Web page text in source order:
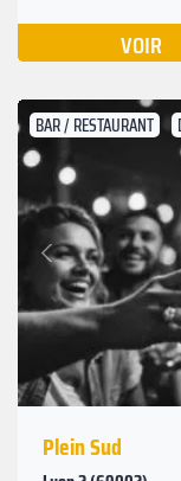
VOIR
BAR / RESTAURANT
Précédent
Plein Sud